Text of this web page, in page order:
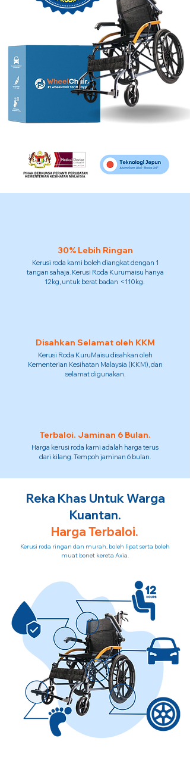
30% Lebih Ringan
Kerusi roda kami boleh diangkat dengan 1
tangan sahaja. Kerusi Roda Kurumaisu hanya
12kg, untuk berat badan <110kg.
Disahkan Selamat oleh KKM
Kerusi Roda KuruMaisu disahkan oleh
Kementerian Kesihatan Malaysia (KKM), dan
selamat digunakan.
Terbaloi. Jaminan 6 Bulan.
Harga kerusi roda kami adalah harga terus
dari kilang. Tempoh jaminan 6 bulan.
Reka Khas Untuk Warga
Kuantan.
Harga Terbaloi.
Kerusi roda ringan dan murah, boleh lipat serta boleh
muat bonet kereta Axia.